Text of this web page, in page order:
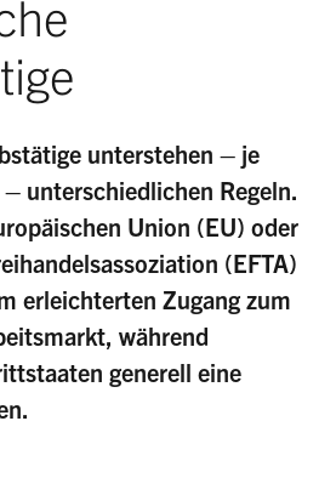
unterstehen – je
unterschiedlichen Regeln.
Union (EU) oder
(EFTA)
erleichterten Zugang zum
während
generell eine